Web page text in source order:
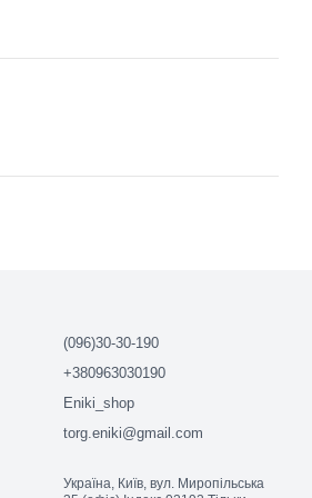
(096)30-30-190
+380963030190
Eniki_shop
torg.eniki@gmail.com
Україна, Київ, вул. Миропільська